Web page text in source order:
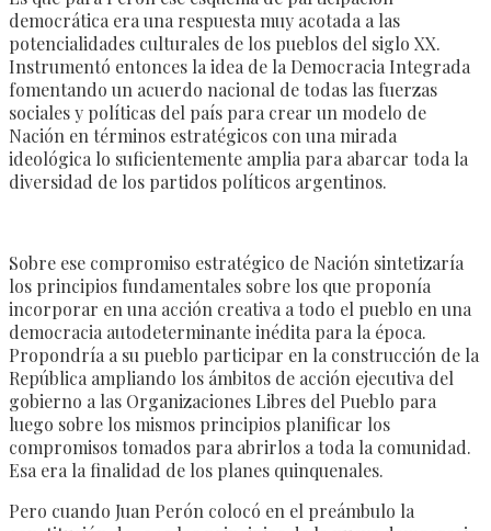
democrática era una respuesta muy acotada a las
potencialidades culturales de los pueblos del siglo XX.
Instrumentó entonces la idea de la Democracia Integrada
fomentando un acuerdo nacional de todas las fuerzas
sociales y políticas del país para crear un modelo de
Nación en términos estratégicos con una mirada
ideológica lo suficientemente amplia para abarcar toda la
diversidad de los partidos políticos argentinos.
Sobre ese compromiso estratégico de Nación sintetizaría
los principios fundamentales sobre los que proponía
incorporar en una acción creativa a todo el pueblo en una
democracia autodeterminante inédita para la época.
Propondría a su pueblo participar en la construcción de la
República ampliando los ámbitos de acción ejecutiva del
gobierno a las Organizaciones Libres del Pueblo para
luego sobre los mismos principios planificar los
compromisos tomados para abrirlos a toda la comunidad.
Esa era la finalidad de los planes quinquenales.
Pero cuando Juan Perón colocó en el preámbulo la